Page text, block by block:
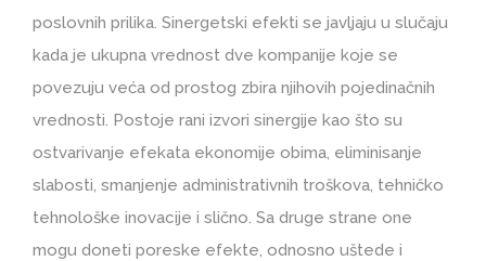
poslovnih prilika. Sinergetski efekti se javljaju u slučaju
kada je ukupna vrednost dve kompanije koje se
povezuju veća od prostog zbira njihovih pojedinačnih
vrednosti. Postoje rani izvori sinergije kao što su
ostvarivanje efekata ekonomije obima, eliminisanje
slabosti, smanjenje administrativnih troškova, tehničko
tehnološke inovacije i slično. Sa druge strane one
mogu doneti poreske efekte, odnosno uštede i